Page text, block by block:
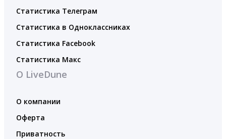
Статистика Телеграм
Статистика в Одноклассниках
Статистика Facebook
Статистика Макс
О LiveDune
О компании
Оферта
Приватность